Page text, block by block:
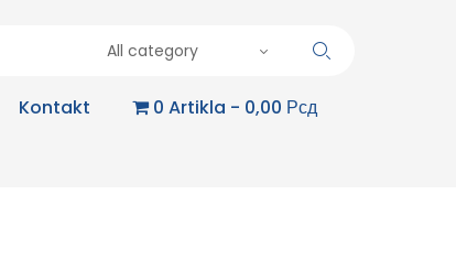
All category
Kontakt 0 Artikla 0,00 Рсд